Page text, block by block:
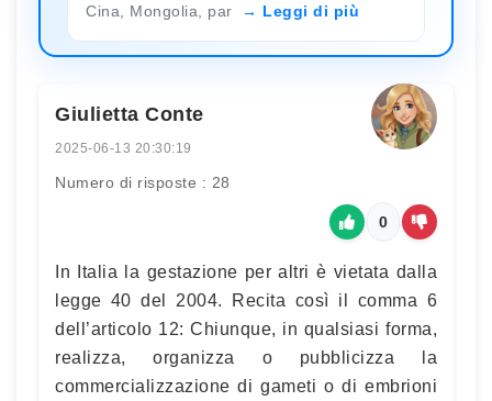
Cina, Mongolia, par
Leggi di più
Giulietta Conte
2025-06-13 20:30:19
Numero di risposte : 28
0
In Italia la gestazione per altri è vietata dalla
legge 40 del 2004. Recita così il comma 6
dell’articolo 12: Chiunque, in qualsiasi forma,
realizza, organizza o pubblicizza la
commercializzazione di gameti o di embrioni